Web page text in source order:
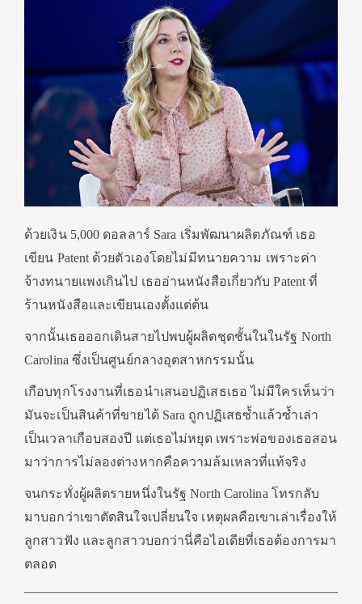
ด้วยเงิน 5,000 ดอลลาร์ Sara เริ่มพัฒนาผลิตภัณฑ์ เธอ
เขียน Patent ด้วยตัวเองโดยไม่มีทนายความ เพราะค่า
จ้างทนายแพงเกินไป เธออ่านหนังสือเกี่ยวกับ Patent ที่
ร้านหนังสือและเขียนเองตั้งแต่ต้น
จากนั้นเธอออกเดินสายไปพบผู้ผลิตชุดชั้นในในรัฐ North
Carolina ซึ่งเป็นศูนย์กลางอุตสาหกรรมนั้น
เกือบทุกโรงงานที่เธอนำเสนอปฏิเสธเธอ ไม่มีใครเห็นว่า
มันจะเป็นสินค้าที่ขายได้ Sara ถูกปฏิเสธซ้ำแล้วซ้ำเล่า
เป็นเวลาเกือบสองปี แต่เธอไม่หยุด เพราะพ่อของเธอสอน
มาว่าการไม่ลองต่างหากคือความล้มเหลวที่แท้จริง
จนกระทั่งผู้ผลิตรายหนึ่งในรัฐ North Carolina โทรกลับ
มาบอกว่าเขาตัดสินใจเปลี่ยนใจ เหตุผลคือเขาเล่าเรื่องให้
ลูกสาวฟัง และลูกสาวบอกว่านี่คือไอเดียที่เธอต้องการมา
ตลอด